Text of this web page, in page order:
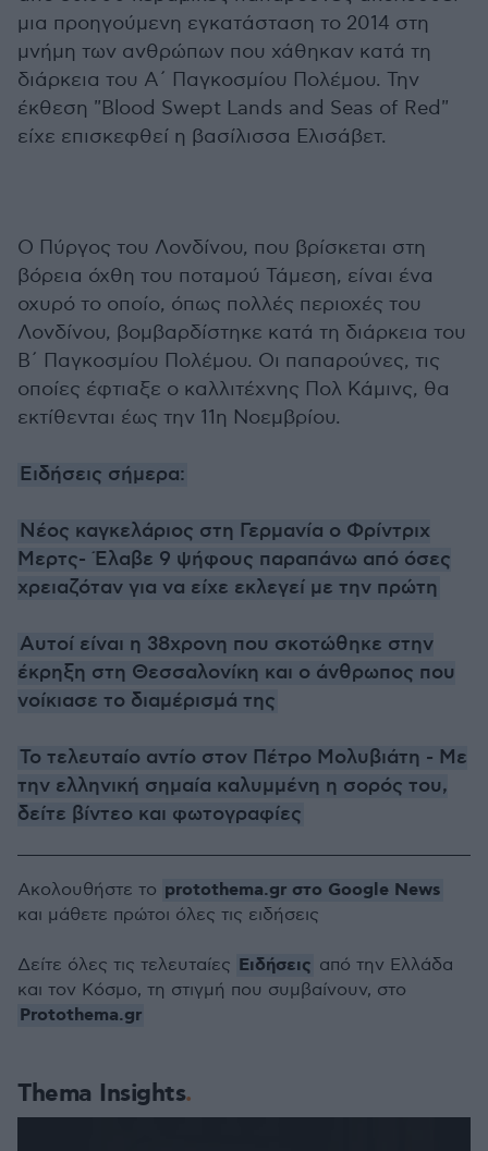
μια προηγούμενη εγκατάσταση το 2014 στη
μνήμη των ανθρώπων που χάθηκαν κατά τη
διάρκεια του Α΄ Παγκοσμίου Πολέμου. Την
έκθεση "Blood Swept Lands and Seas of Red"
είχε επισκεφθεί η βασίλισσα Ελισάβετ.
Ο Πύργος του Λονδίνου, που βρίσκεται στη
βόρεια όχθη του ποταμού Τάμεση, είναι ένα
οχυρό το οποίο, όπως πολλές περιοχές του
Λονδίνου, βομβαρδίστηκε κατά τη διάρκεια του
Β΄ Παγκοσμίου Πολέμου. Οι παπαρούνες, τις
οποίες έφτιαξε ο καλλιτέχνης Πολ Κάμινς, θα
εκτίθενται έως την 11η Νοεμβρίου.
Ειδήσεις σήμερα:
Νέος καγκελάριος στη Γερμανία ο Φρίντριχ
Μερτς- Έλαβε 9 ψήφους παραπάνω από όσες
χρειαζόταν για να είχε εκλεγεί με την πρώτη
Αυτοί είναι η 38χρονη που σκοτώθηκε στην
έκρηξη στη Θεσσαλονίκη και ο άνθρωπος που
νοίκιασε το διαμέρισμά της
Το τελευταίο αντίο στον Πέτρο Μολυβιάτη - Με
την ελληνική σημαία καλυμμένη η σορός του,
δείτε βίντεο και φωτογραφίες
Thema Insights
Ακολουθήστε το protothema.gr στο Google News
και μάθετε πρώτοι όλες τις ειδήσεις
Δείτε όλες τις τελευταίες Ειδήσεις από την Ελλάδα
και τον Κόσμο, τη στιγμή που συμβαίνουν, στο
Protothema.gr